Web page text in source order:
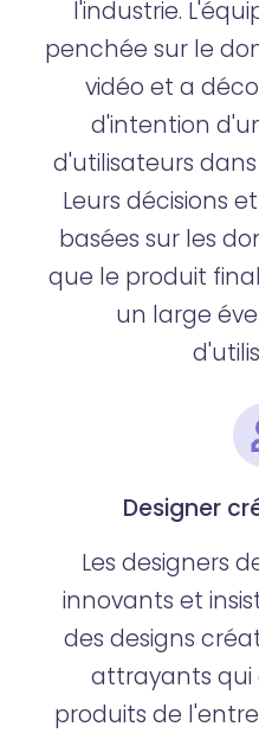
l'industrie.
penchée sur le
vidéo et a
d'intention
d'utilisateurs
Leurs décisions
basées sur les
que le produit
un large
Designer
Les designers
innovants et
des designs
attrayants qui
produits de